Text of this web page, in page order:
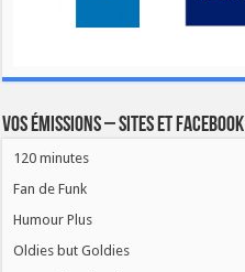
Vos émissions – Sites et Facebook
120 minutes
Fan de Funk
Humour Plus
Oldies but Goldies